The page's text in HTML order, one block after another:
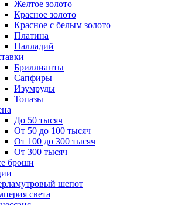
Желтое золото
Красное золото
Красное с белым золото
Платина
Палладий
Бриллианты
Сапфиры
Изумруды
Топазы
До 50 тысяч
От 50 до 100 тысяч
От 100 до 300 тысяч
От 300 тысяч
броши
шепот
света